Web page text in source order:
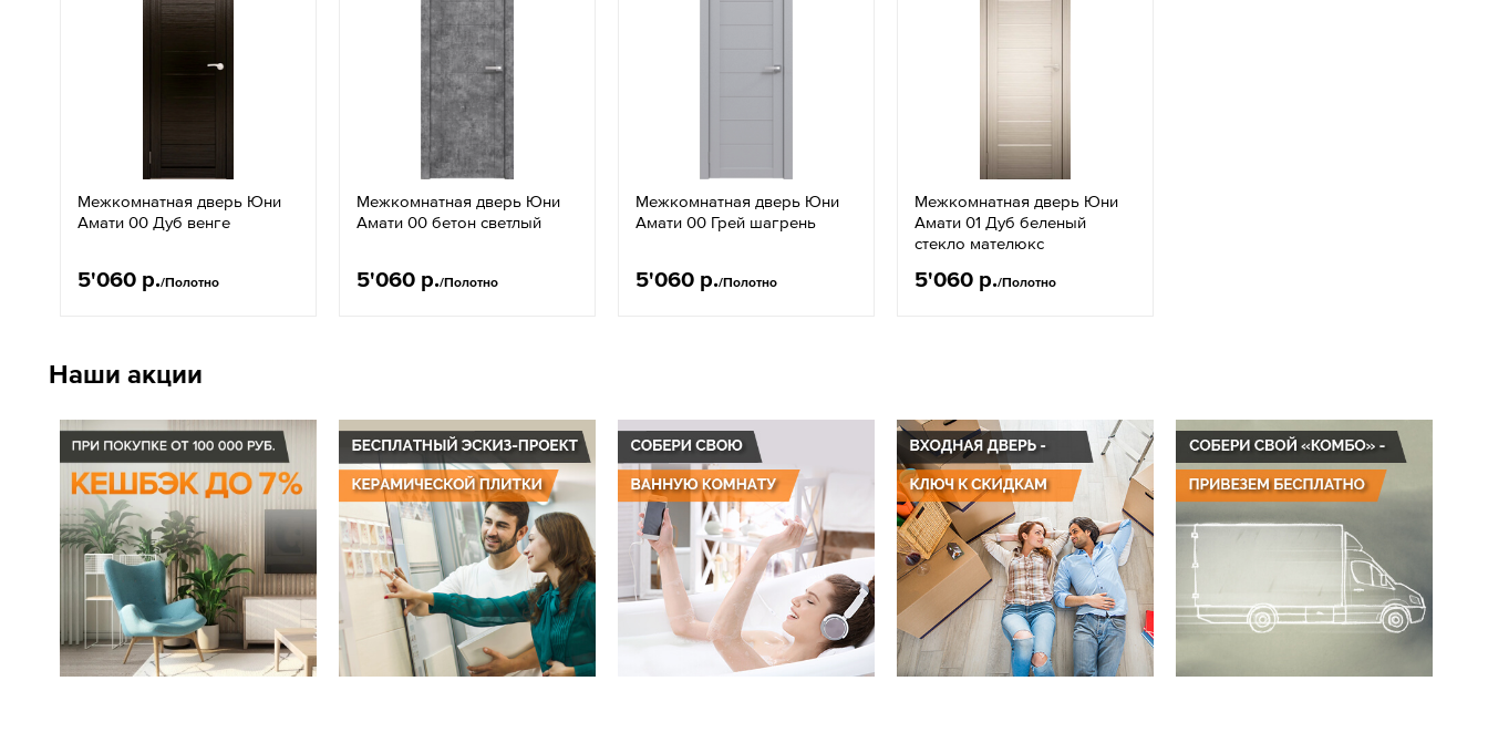
Межкомнатная дверь Юни
Амати 00 Дуб венге
5'060 р./Полотно
Межкомнатная дверь Юни
Амати 00 бетон светлый
5'060 р./Полотно
Межкомнатная дверь Юни
Амати 00 Грей шагрень
5'060 р./Полотно
Межкомнатная дверь Юни
Амати 01 Дуб беленый
стекло мателюкс
5'060 р./Полотно
Наши акции